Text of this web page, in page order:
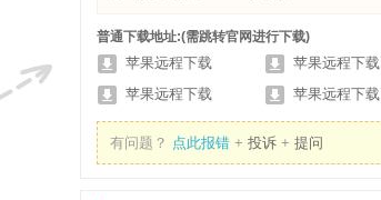
普通下载地址:(需跳转官网进行下载)
苹果远程下载
苹果远程下载
苹果远程下载
苹果远程下载
有问题？ 点此报错 + 投诉 + 提问